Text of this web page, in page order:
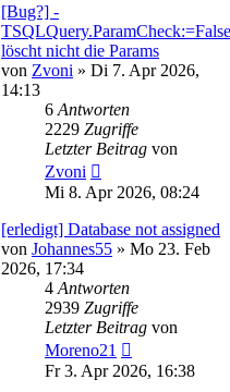
[Bug?] -
TSQLQuery.ParamCheck:=False
löscht nicht die Params
von Zvoni » Di 7. Apr 2026,
14:13
6 Antworten
2229 Zugriffe
Letzter Beitrag von
Zvoni
Mi 8. Apr 2026, 08:24
[erledigt] Database not assigned
von Johannes55 » Mo 23. Feb
2026, 17:34
4 Antworten
2939 Zugriffe
Letzter Beitrag von
Moreno21
Fr 3. Apr 2026, 16:38